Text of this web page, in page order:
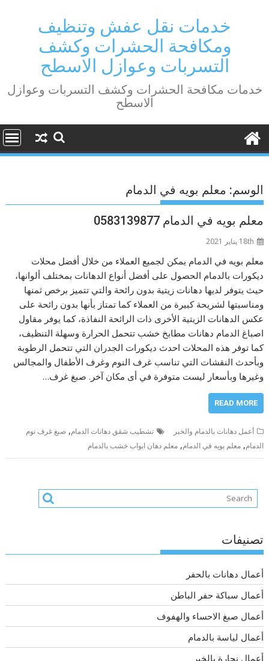
خدمات نقل عفش وتنظيف
ومكافحة الحشرات وكشف
التسربات وعوازل الاسطح
خدمات مكافحة الحشرات وكشف التسربات وعوازل
الاسطح
الوسم: معلم بويه في الدمام
معلم بويه في الدمام 0583139877
18th يناير 2021
معلم بويه في الدمام يمكن لجميع العملاء من خلال أفضل محلات
ديكورات بالدمام الحصول على أفضل أنواع الدهانات بمختلف ألوانها،
حيث يتوفر لديها دهانات زيتية بدون رائحة والتي تتميز برخص ثمنها
ومناسبتها لشريحة كبيرة من العملاء كما تمتاز بأنها بدون رائحة على
عكس الدهانات الزيتية الأخرى ذات الرائحة النفاذة، كما يوفر مقاول
اصباغ الدمام دهانات مطابخ خشب تتحمل الحرارة وسهلة التنظيف،
كما توفر هذه المحلات احدث ديكورات الجدران التي تتحمل الرطوبة
وبأحدث النقشات التي تناسب غرف النوم وغرف الأطفال والمجالس
وغيرها وبأسعار ليست متوفرة في أى مكان آخر. صبغ غرف…
READ MORE
أعمل دهانات بالدمام والخبر تشطيب شقق دهانات الدمام,صبغ غرف نوم
الدمام,معلم بويه في الدمام,معلم دهان ابواب خشب بالدمام
تصنيفات
أعمال دهانات بالحفر
أعمال سباكة حفر الباطن
أعمال صبغ الاحساء والهفوف
أعمال لياسة بالدمام
أعمال نجارة بالخبر